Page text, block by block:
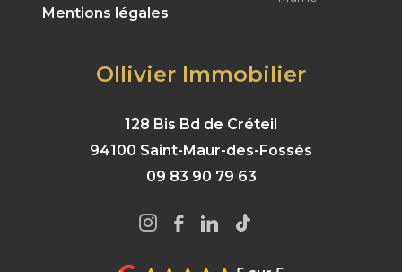
Mentions légales
Ollivier Immobilier
128 Bis Bd de Créteil
94100 Saint-Maur-des-Fossés
09 83 90 79 63